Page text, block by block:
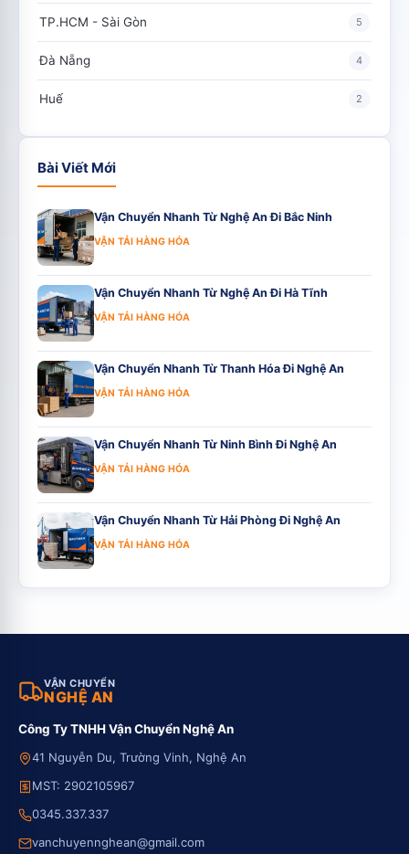
TP.HCM - Sài Gòn 5
Đà Nẵng 4
Huế 2
Bài Viết Mới
Vận Chuyển Nhanh Từ Nghệ An Đi Bắc Ninh
VẬN TẢI HÀNG HÓA
Vận Chuyển Nhanh Từ Nghệ An Đi Hà Tĩnh
VẬN TẢI HÀNG HÓA
Vận Chuyển Nhanh Từ Thanh Hóa Đi Nghệ An
VẬN TẢI HÀNG HÓA
Vận Chuyển Nhanh Từ Ninh Bình Đi Nghệ An
VẬN TẢI HÀNG HÓA
Vận Chuyển Nhanh Từ Hải Phòng Đi Nghệ An
VẬN TẢI HÀNG HÓA
VẬN CHUYỂN
NGHỆ AN
Công Ty TNHH Vận Chuyển Nghệ An
41 Nguyễn Du, Trường Vinh, Nghệ An
MST: 2902105967
0345.337.337
vanchuyennghean@gmail.com